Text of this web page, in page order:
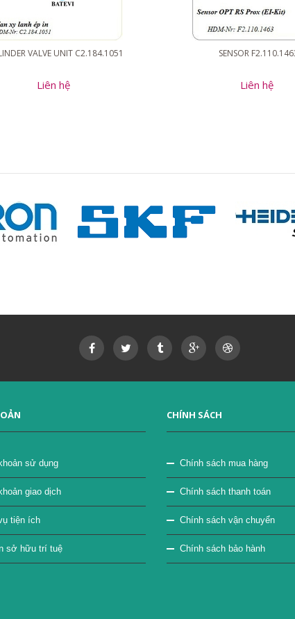
VALVE UNIT C2.184.1051
Liên hệ
SENSOR
Liên hệ
sử dụng
giao dịch
tiện ích
sở hữu trí tuệ
CHÍNH SÁCH
Chính sách mua hàng
Chính sách thanh toán
Chính sách vận chuyển
Chính sách bảo hành